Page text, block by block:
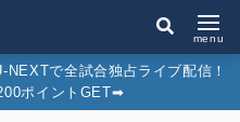
menu
NEXTで全試合独占ライブ配信！
ポイントGET➡︎